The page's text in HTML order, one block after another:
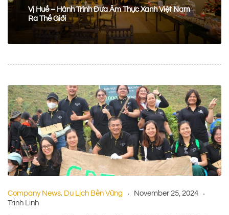
Vị Huế – Hành Trình Đưa Ẩm Thực Xanh Việt Nam
Ra Thế Giới
Company News, Du Lịch Bền Vững
November 25, 2024
Trinh Linh